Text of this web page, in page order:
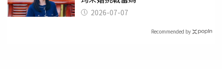
2026-07-07
Recommended by